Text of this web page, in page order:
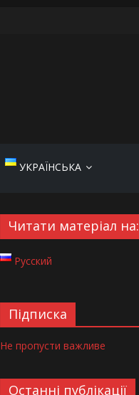
УКРАЇНСЬКА
Читати матеріал на:
Русский
Підписка
Не пропусти важливе
Останні публікації